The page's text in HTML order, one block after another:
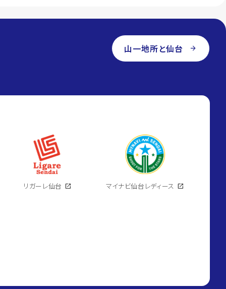
山一地所と仙台 arrow_forward
リガーレ仙台 open_in_new マイナビ仙台レディース open_in_new